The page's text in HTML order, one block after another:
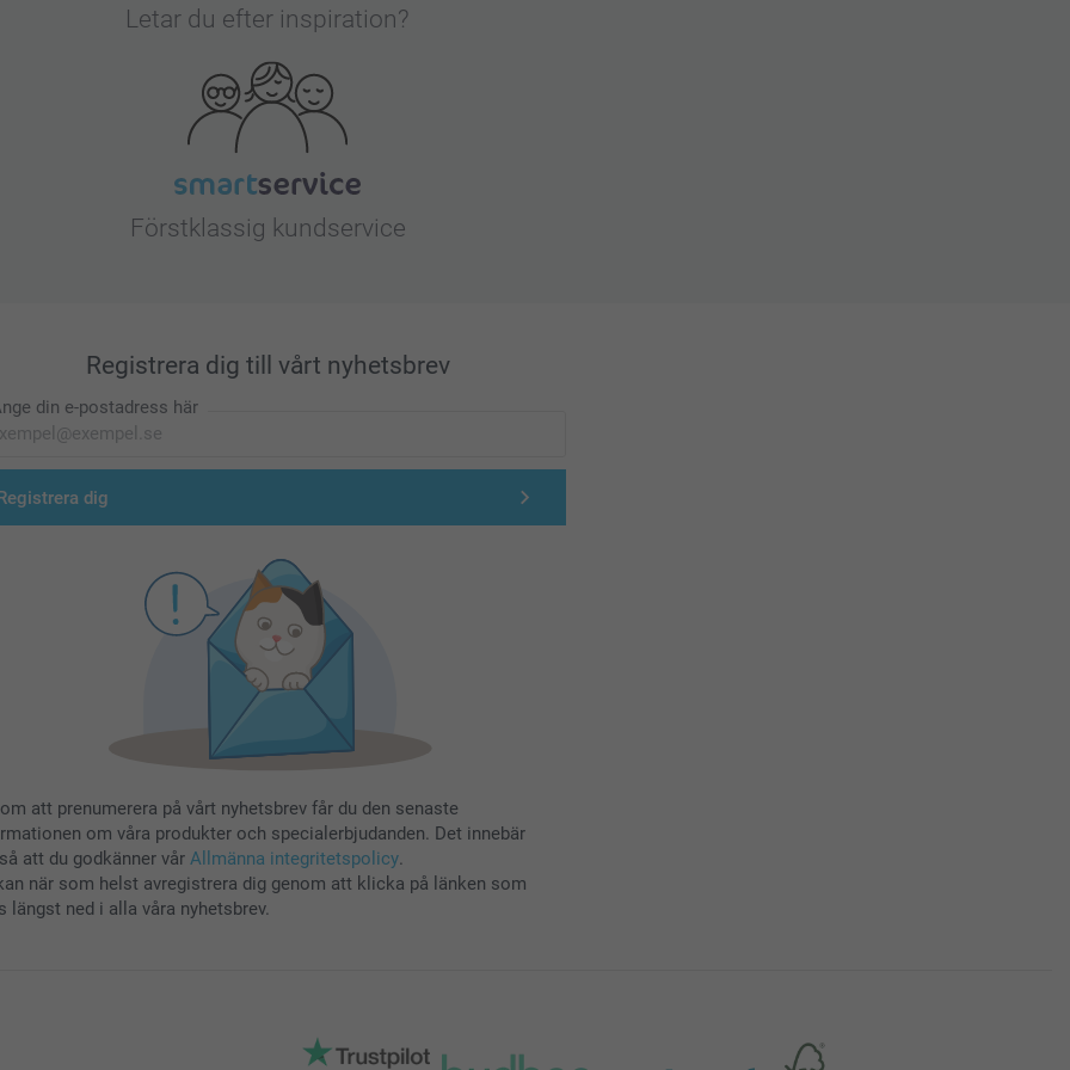
Letar du efter inspiration?
Förstklassig kundservice
Registrera dig till vårt nyhetsbrev
din e-postadress här
dig
att prenumerera på vårt nyhetsbrev får du den senaste
om våra produkter och specialerbjudanden. Det innebär
att du godkänner vår Allmänna integritetspolicy.
när som helst avregistrera dig genom att klicka på länken som
längst ned i alla våra nyhetsbrev.